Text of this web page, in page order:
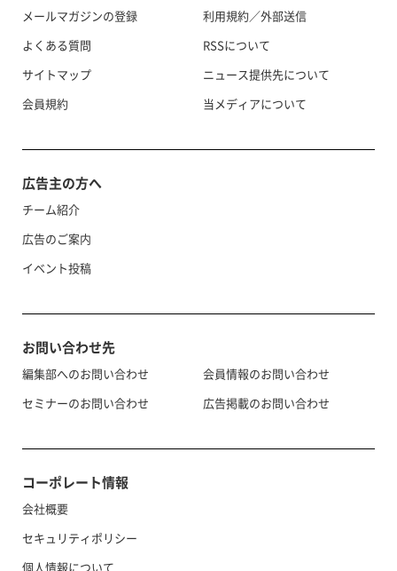
メールマガジンの登録
よくある質問
サイトマップ
会員規約
利用規約／外部送信
RSSについて
ニュース提供先について
当メディアについて
広告主の方へ
チーム紹介
広告のご案内
イベント投稿
お問い合わせ先
編集部へのお問い合わせ
セミナーのお問い合わせ
会員情報のお問い合わせ
広告掲載のお問い合わせ
コーポレート情報
会社概要
セキュリティポリシー
個人情報について